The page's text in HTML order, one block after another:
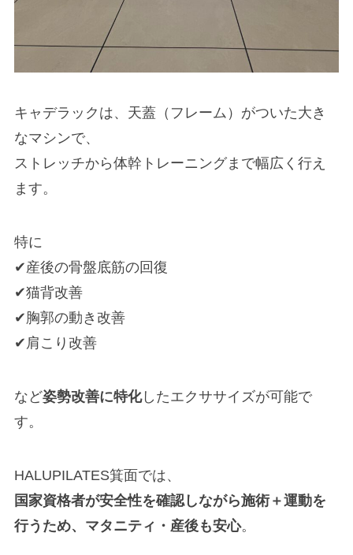
キャデラックは、天蓋（フレーム）がついた大き
なマシンで、
ストレッチから体幹トレーニングまで幅広く行え
ます。
特に
✔産後の骨盤底筋の回復
✔猫背改善
✔胸郭の動き改善
✔肩こり改善
など姿勢改善に特化したエクササイズが可能で
す。
HALUPILATES箕面では、
国家資格者が安全性を確認しながら施術＋運動を
行うため、マタニティ・産後も安心。